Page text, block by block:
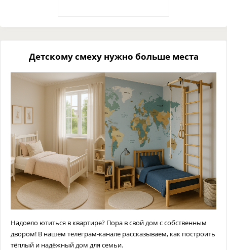
Детскому смеху нужно больше места
Надоело ютиться в квартире? Пора в свой дом с собственным
двором! В нашем телеграм-канале рассказываем, как построить
тёплый и надёжный дом для семьи.